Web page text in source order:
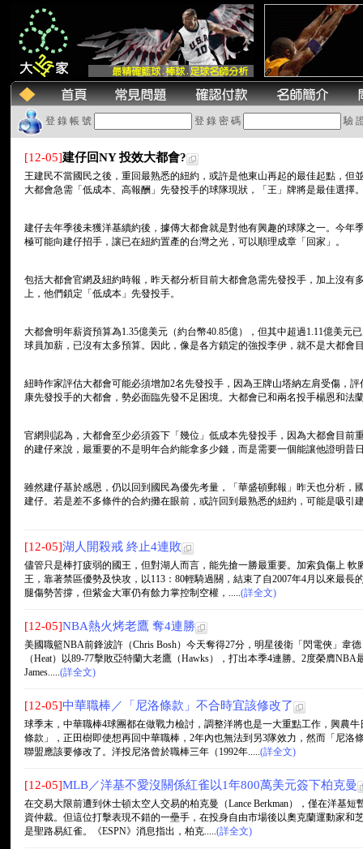
登 錄 帳 號 登 錄 密 碼 驗
[12-05]建仔回NY 投效大都會?
王建民不當國民之後，重回最熟悉的紐約，或許是他東山再起的最佳起點，但
大都會急需「低成本、高報酬」先發投手的球隊現狀，「王」牌將是最佳選擇
建仔去年季後未獲洋基續約後，據傳大都會就是對他有興趣的球隊之一。今年
極可能向建仔招手，讓已在紐約置產的台灣之光，可以順理成章「回家」。
包括大都會官網及紐約時報，昨天都分析目前大都會急需先發投手，加上沒有
上，他們鎖定「低成本」先發投手。
大都會明年薪資預算為1.35億美元（約台幣40.85億），但其中超過1.11億美元
球員加薪，已沒有太多預算。因此，像是各方鎖定的強投李伊，就不是大都會
紐時作家評估大都會可能必須增加2名先發投手，因為王牌山塔納左肩受傷，
康先發投手的大都會，勢必面臨先發不足困境。大都會已和兩名投手楊恩和法
官網則認為，大都會至少必須簽下「幾位」低成本先發投手，因為大都會目前
的建仔來說，最重要的不是明年合約能拿多少錢，而是需要一個能讓他證明昔
雖然建仔基於感恩，仍以回到國民為優先考量，「華盛頓郵報」昨天也分析，
建仔。若是差不多條件的合約攤在眼前，或許回到最熟悉的紐約，可能是吸引
[12-05]湖人開殺戒 終止4連敗
儘管只是棒打疲弱的國王，但對湖人而言，能先搶一勝最重要。加索負傷上
王，靠著禁區優勢及快攻，以113：80輕騎過關，結束了自2007年4月以來最長
腿傷勢苦撐，但紫金大軍仍有餘力掌控制空權，.....(詳全文)
[12-05]NBA熱火烤老鷹 奪4連勝
美國職籃NBA前鋒波許（Chris Bosh）今天奪得27分，明星後衛「閃電俠」韋
（Heat）以89-77擊敗亞特蘭大老鷹（Hawks），打出本季4連勝。2度榮膺
James.....(詳全文)
[12-05]中華職棒／「尼洛條款」不合時宜該修改了
球季末，中華職棒4球團都在做戰力檢討，調整洋將也是一大重點工作，興農
條款」，正田樹即使想再回中華職棒，2年內也無法到另3隊效力，然而「尼洛
聯盟應該要修改了。洋投尼洛曾於職棒三年（1992年.....(詳全文)
[12-05]MLB／洋基不愛沒關係紅雀以1年800萬美元簽下柏克曼
在交易大限前遭到休士頓太空人交易的柏克曼（Lance Berkman），僅在洋基
資仲裁。但這位打擊表現不錯的一壘手，在投身自由市場後以奧克蘭運動家和
是聖路易紅雀。《ESPN》消息指出，柏克.....(詳全文)